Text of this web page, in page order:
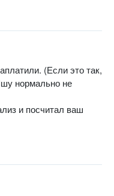
(Если это так,
нормально не
и посчитал ваш